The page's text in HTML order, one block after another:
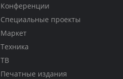
Конференции
Специальные проекты
Маркет
Техника
ТВ
Печатные издания